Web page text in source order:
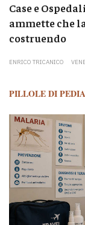
Case e
ammette che
costruendo
ENRICO TRICANICO
PILLOLE DI